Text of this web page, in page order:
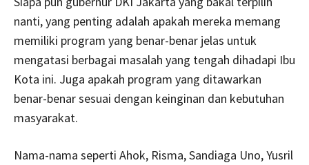
nanti, yang penting adalah apakah mereka memang
memiliki program yang benar-benar jelas untuk
mengatasi berbagai masalah yang tengah dihadapi Ibu
Kota ini. Juga apakah program yang ditawarkan
benar-benar sesuai dengan keinginan dan kebutuhan
masyarakat.
Nama-nama seperti Ahok, Risma, Sandiaga Uno, Yusril